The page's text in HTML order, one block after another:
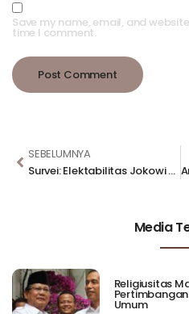
Save my name, email, and
time I comment.
SEBELUMNYA
Survei: Elektabilitas Jokowi Masih Dominan, RR Di Atas SBY
Media
Religiusitas
Umum